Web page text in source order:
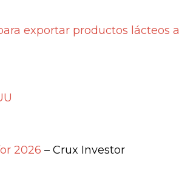
exportar productos lácteos a
2026 – Crux Investor